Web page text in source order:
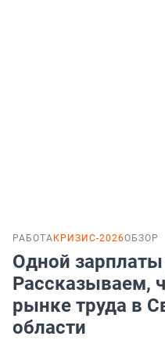
РАБОТА КРИЗИС-2026ОБЗОР
Одной
Рассказываем,
рынке труда в
области